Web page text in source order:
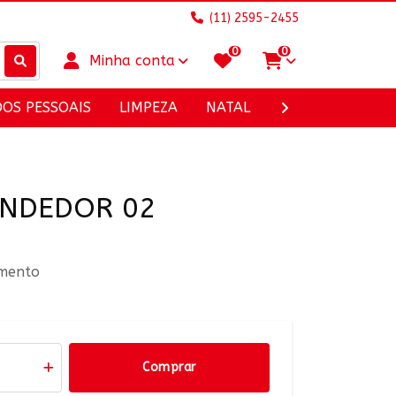
(11) 2595-2455
Minha conta
0 0
PESSOAIS LIMPEZA NATAL UTILIDADES
02
Comprar